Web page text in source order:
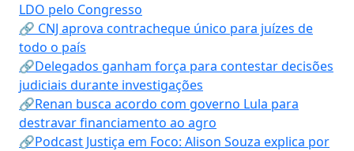
LDO pelo Congresso
🔗 CNJ aprova contracheque único para juízes de
todo o país
🔗Delegados ganham força para contestar decisões
judiciais durante investigações
🔗Renan busca acordo com governo Lula para
destravar financiamento ao agro
🔗Podcast Justiça em Foco: Alison Souza explica por